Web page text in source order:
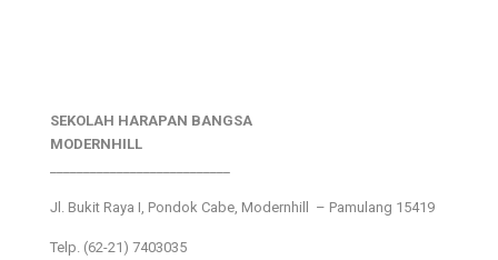
SEKOLAH HARAPAN BANGSA
MODERNHILL
Jl. Bukit Raya I, Pondok Cabe, Modernhill – Pamulang 15419
Telp. (62-21) 7403035